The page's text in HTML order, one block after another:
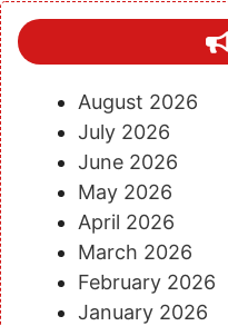
August 2026
July 2026
June 2026
May 2026
April 2026
March 2026
February 2026
January 2026